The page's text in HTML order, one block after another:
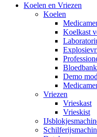
Koelen en Vriezen
Koelen
Koelkast
Bloedbank
Demo
Vriezen
Vrieskast
Vrieskist